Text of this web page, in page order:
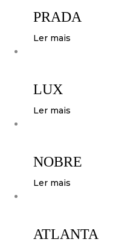
PRADA
Ler mais
LUX
Ler mais
NOBRE
Ler mais
ATLANTA